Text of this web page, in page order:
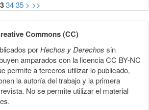
3435 > >>
Commons (CC)
porHechos y Derechos sin
amparados con la licencia CC BY-NC
permite a terceros utilizar lo publicado,
la autoría del trabajo y la primera
No se permite utilizar el material